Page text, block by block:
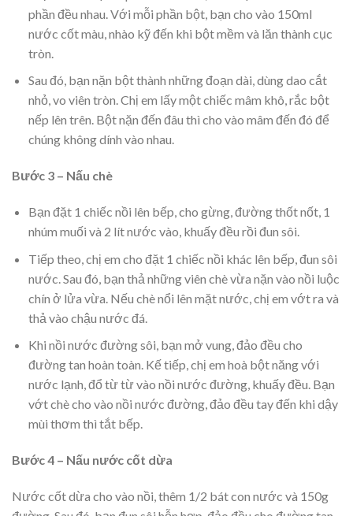
phần đều nhau. Với mỗi phần bột, bạn cho vào 150ml
nước cốt màu, nhào kỹ đến khi bột mềm và lăn thành cục
tròn.
Sau đó, bạn nặn bột thành những đoạn dài, dùng dao cắt
nhỏ, vo viên tròn. Chị em lấy một chiếc mâm khô, rắc bột
nếp lên trên. Bột nặn đến đâu thì cho vào mâm đến đó để
chúng không dính vào nhau.
Bước 3 – Nấu chè
Bạn đặt 1 chiếc nồi lên bếp, cho gừng, đường thốt nốt, 1
nhúm muối và 2 lít nước vào, khuấy đều rồi đun sôi.
Tiếp theo, chị em cho đặt 1 chiếc nồi khác lên bếp, đun sôi
nước. Sau đó, bạn thả những viên chè vừa nặn vào nồi luộc
chín ở lửa vừa. Nếu chè nổi lên mặt nước, chị em vớt ra và
thả vào chậu nước đá.
Khi nồi nước đường sôi, bạn mở vung, đảo đều cho
đường tan hoàn toàn. Kế tiếp, chị em hoà bột năng với
nước lạnh, đổ từ từ vào nồi nước đường, khuấy đều. Bạn
vớt chè cho vào nồi nước đường, đảo đều tay đến khi dậy
mùi thơm thì tắt bếp.
Bước 4 – Nấu nước cốt dừa
Nước cốt dừa cho vào nồi, thêm 1/2 bát con nước và 150g